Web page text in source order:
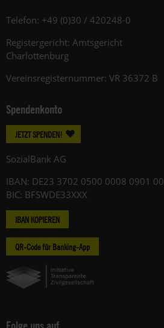
Telefon: +49 (0)30 / 420248-0
Registergericht: Amtsgericht
Charlottenburg
Vereinsregisternummer: VR 36372 B
Spendenkonto
JETZT SPENDEN!
SozialBank AG
IBAN: DE23 3702 0500 0008 0901 00
BIC: BFSWDE33XXX
IBAN KOPIEREN
QR-Code für Banking-App